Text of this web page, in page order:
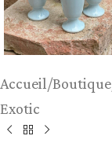
Accueil/Boutique
Exotic